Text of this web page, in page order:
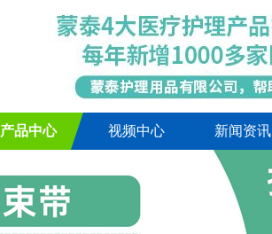
产品中心 视频中心 新闻资讯